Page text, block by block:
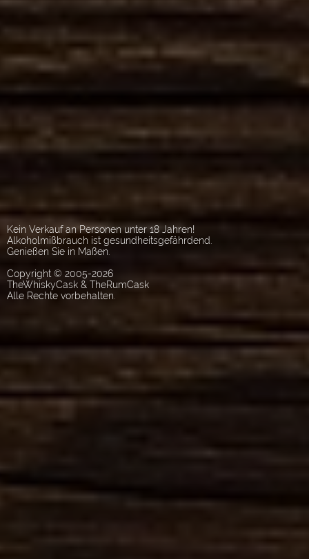
Kein Verkauf an Personen unter 18 Jahren!
Alkoholmißbrauch ist gesundheitsgefährdend.
Genießen Sie in Maßen.
Copyright © 2005-2026
TheWhiskyCask & TheRumCask
Alle Rechte vorbehalten.